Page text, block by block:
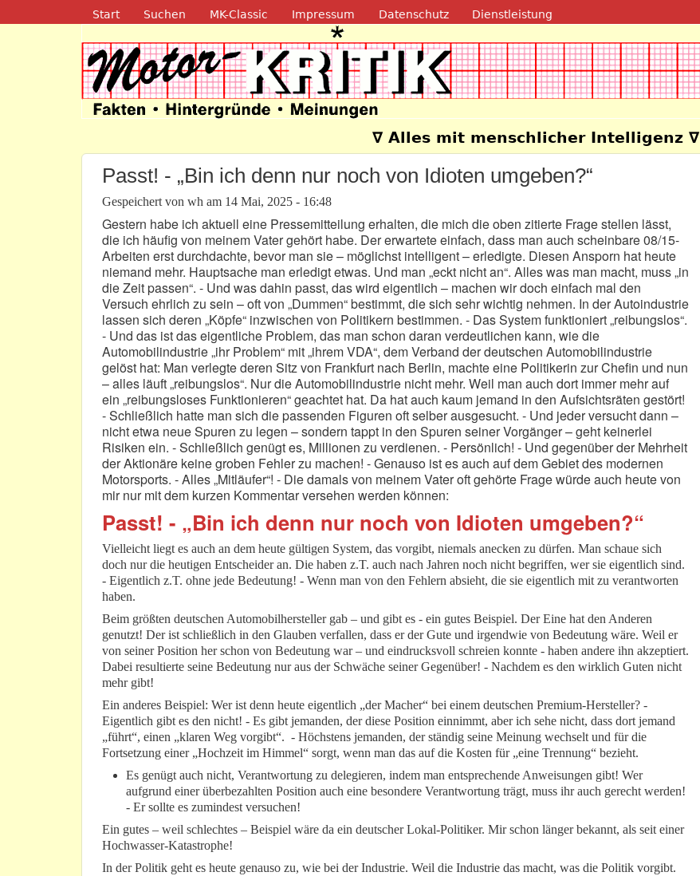
Direkt zum Inhalt
Navigation
Start Suchen MK-Classic Impressum Datenschutz Dienstleistung
Motor-Kritik.de∇ Alles mit menschlicher Intelligenz ∇
Passt! - „Bin ich denn nur noch von Idioten umgeben?“
Gespeichert von wh am 14 Mai, 2025 - 16:48
Gestern habe ich aktuell eine Pressemitteilung erhalten, die mich die oben zitierte Frage stellen lässt,
die ich häufig von meinem Vater gehört habe. Der erwartete einfach, dass man auch scheinbare 08/15-
Arbeiten erst durchdachte, bevor man sie – möglichst intelligent – erledigte. Diesen Ansporn hat heute
niemand mehr. Hauptsache man erledigt etwas. Und man „eckt nicht an“. Alles was man macht, muss „in
die Zeit passen“. - Und was dahin passt, das wird eigentlich – machen wir doch einfach mal den
Versuch ehrlich zu sein – oft von „Dummen“ bestimmt, die sich sehr wichtig nehmen. In der Autoindustrie
lassen sich deren „Köpfe“ inzwischen von Politikern bestimmen. - Das System funktioniert „reibungslos“.
- Und das ist das eigentliche Problem, das man schon daran verdeutlichen kann, wie die
Automobilindustrie „ihr Problem“ mit „ihrem VDA“, dem Verband der deutschen Automobilindustrie
gelöst hat: Man verlegte deren Sitz von Frankfurt nach Berlin, machte eine Politikerin zur Chefin und nun
– alles läuft „reibungslos“. Nur die Automobilindustrie nicht mehr. Weil man auch dort immer mehr auf
ein „reibungsloses Funktionieren“ geachtet hat. Da hat auch kaum jemand in den Aufsichtsräten gestört!
- Schließlich hatte man sich die passenden Figuren oft selber ausgesucht. - Und jeder versucht dann –
nicht etwa neue Spuren zu legen – sondern tappt in den Spuren seiner Vorgänger – geht keinerlei
Risiken ein. - Schließlich genügt es, Millionen zu verdienen. - Persönlich! - Und gegenüber der Mehrheit
der Aktionäre keine groben Fehler zu machen! - Genauso ist es auch auf dem Gebiet des modernen
Motorsports. - Alles „Mitläufer“! - Die damals von meinem Vater oft gehörte Frage würde auch heute von
mir nur mit dem kurzen Kommentar versehen werden können:
Passt! - „Bin ich denn nur noch von Idioten umgeben?“
Vielleicht liegt es auch an dem heute gültigen System, das vorgibt, niemals anecken zu dürfen. Man schaue sich
doch nur die heutigen Entscheider an. Die haben z.T. auch nach Jahren noch nicht begriffen, wer sie eigentlich sind.
- Eigentlich z.T. ohne jede Bedeutung! - Wenn man von den Fehlern absieht, die sie eigentlich mit zu verantworten
haben.
Beim größten deutschen Automobilhersteller gab – und gibt es - ein gutes Beispiel. Der Eine hat den Anderen
genutzt! Der ist schließlich in den Glauben verfallen, dass er der Gute und irgendwie von Bedeutung wäre. Weil er
von seiner Position her schon von Bedeutung war – und eindrucksvoll schreien konnte - haben andere ihn akzeptiert.
Dabei resultierte seine Bedeutung nur aus der Schwäche seiner Gegenüber! - Nachdem es den wirklich Guten nicht
mehr gibt!
Ein anderes Beispiel: Wer ist denn heute eigentlich „der Macher“ bei einem deutschen Premium-Hersteller? -
Eigentlich gibt es den nicht! - Es gibt jemanden, der diese Position einnimmt, aber ich sehe nicht, dass dort jemand
„führt“, einen „klaren Weg vorgibt“. - Höchstens jemanden, der ständig seine Meinung wechselt und für die
Fortsetzung einer „Hochzeit im Himmel“ sorgt, wenn man das auf die Kosten für „eine Trennung“ bezieht.
Es genügt auch nicht, Verantwortung zu delegieren, indem man entsprechende Anweisungen gibt! Wer
aufgrund einer überbezahlten Position auch eine besondere Verantwortung trägt, muss ihr auch gerecht werden!
- Er sollte es zumindest versuchen!
Ein gutes – weil schlechtes – Beispiel wäre da ein deutscher Lokal-Politiker. Mir schon länger bekannt, als seit einer
Hochwasser-Katastrophe!
In der Politik geht es heute genauso zu, wie bei der Industrie. Weil die Industrie das macht, was die Politik vorgibt.